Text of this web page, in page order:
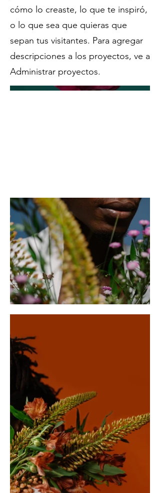
cómo lo creaste, lo que te inspiró,
o lo que sea que quieras que
sepan tus visitantes. Para agregar
descripciones a los proyectos, ve a
Administrar proyectos.